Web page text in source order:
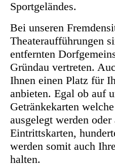
Sportgeländes.
Bei unseren
Theateraufführungen
entfernten
Gründau vertreten.
Ihnen einen Platz für
anbieten. Egal ob auf
Getränkekarten
ausgelegt werden oder
Eintrittskarten,
werden somit auch
halten.